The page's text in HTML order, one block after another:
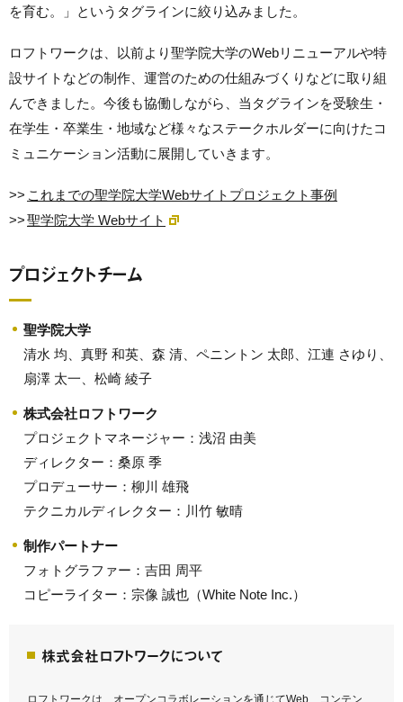
を育む。」というタグラインに絞り込みました。
ロフトワークは、以前より聖学院大学のWebリニューアルや特
設サイトなどの制作、運営のための仕組みづくりなどに取り組
んできました。今後も協働しながら、当タグラインを受験生・
在学生・卒業生・地域など様々なステークホルダーに向けたコ
ミュニケーション活動に展開していきます。
>> これまでの聖学院大学Webサイトプロジェクト事例
>>聖学院大学 Webサイト
プロジェクトチーム
聖学院大学
清水 均、真野 和英、森 清、ペニントン 太郎、江連 さゆり、
扇澤 太一、松崎 綾子
株式会社ロフトワーク
プロジェクトマネージャー：浅沼 由美
ディレクター：桑原 季
プロデューサー：柳川 雄飛
テクニカルディレクター：川竹 敏晴
制作パートナー
フォトグラファー：吉田 周平
コピーライター：宗像 誠也（White Note Inc.）
株式会社ロフトワークについて
ロフトワークは、オープンコラボレーションを通じてWeb、コンテン